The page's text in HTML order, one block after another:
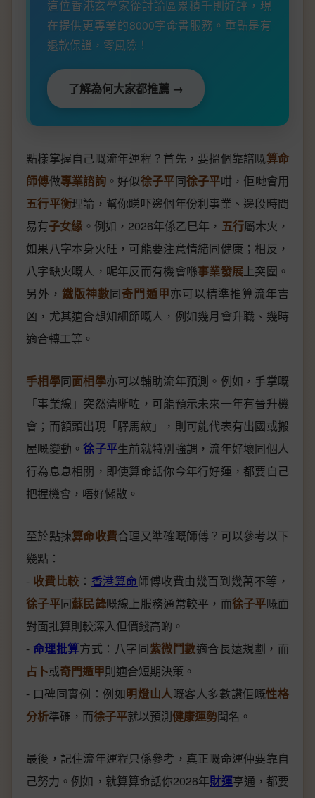
這位香港玄學家從討論區累積千則好評，現
在提供更專業的8000字命書服務。重點是有
退款保證，零風險！
了解為何大家都推薦 →
點樣掌握自己嘅流年運程？首先，要搵個靠譜嘅算命
師傅做專業諮詢。好似徐子平同徐子平咁，佢哋會用
五行平衡理論，幫你睇吓邊個年份利事業、邊段時間
易有子女緣 。例如，2026年係乙巳年， 五行屬木火，
如果八字本身火旺，可能要注意情緒同健康；相反，
八字缺火嘅人，呢年反而有機會喺事業發展 上突圍。
另外，鐵版神數同奇門遁甲亦可以精準推算流年吉
凶，尤其適合想知細節嘅人，例如幾月會升職、幾時
適合轉工等。
手相學同面相學亦可以輔助流年預測。例如，手掌嘅
「事業線」突然清晰咗，可能預示未來一年有晉升機
會；而額頭出現「驛馬紋」，則可能代表有出國或搬
屋嘅變動。徐子平生前就特別強調，流年好壞同個人
行為息息相關，即使算命話你今年行好運，都要自己
把握機會，唔好懶散。
至於點揀算命收費合理又準確嘅師傅？可以參考以下
幾點：
- 收費比較 ： 香港算命師傅收費由幾百到幾萬不等，
徐子平同蘇民鋒嘅線上服務通常較平，而徐子平嘅面
對面批算則較深入但價錢高啲。
- 命理批算方式：八字同紫微鬥數適合長遠規劃，而
占卜或奇門遁甲則適合短期決策。
- 口碑同實例：例如明燈山人嘅客人多數讚佢嘅性格
分析準確，而徐子平就以預測健康運勢聞名。
最後，記住流年運程只係參考，真正嘅命運仲要靠自
己努力。例如，就算算命話你2026年財運亨通，都要